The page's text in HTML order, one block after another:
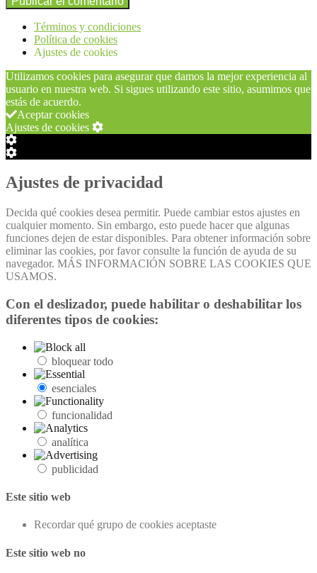
Términos y condiciones
Política de cookies
Ajustes de cookies
Utilizamos cookies para asegurar que damos la mejor experiencia al
usuario en nuestra web. Si sigues utilizando este sitio, asumimos que
estás de acuerdo.
Aceptar cookies
Ajustes de cookies
Configuración
de
Box
Configuración
Cookie
Box
Ajustes de privacidad
Decida qué cookies desea permitir. Puede cambiar estos ajustes en
cualquier momento. Sin embargo, esto puede hacer que algunas
funciones dejen de estar disponibles. Para obtener información sobre
eliminar las cookies, por favor consulte la función de ayuda de su
navegador. MÁS INFORMACIÓN SOBRE LAS COOKIES QUE
USAMOS.
Con el deslizador, puede habilitar o deshabilitar los
diferentes tipos de cookies:
bloquear todo
esenciales
funcionalidad
analítica
publicidad
Este sitio web
Recordar qué grupo de cookies aceptaste
Este sitio web no